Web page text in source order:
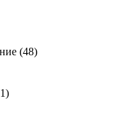
(48)
)